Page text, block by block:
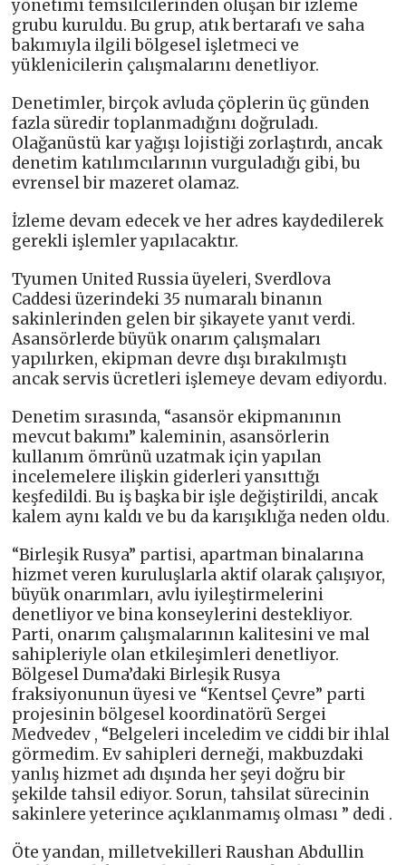
yönetimi temsilcilerinden oluşan bir izleme
grubu kuruldu. Bu grup, atık bertarafı ve saha
bakımıyla ilgili bölgesel işletmeci ve
yüklenicilerin çalışmalarını denetliyor.
Denetimler, birçok avluda çöplerin üç günden
fazla süredir toplanmadığını doğruladı.
Olağanüstü kar yağışı lojistiği zorlaştırdı, ancak
denetim katılımcılarının vurguladığı gibi, bu
evrensel bir mazeret olamaz.
İzleme devam edecek ve her adres kaydedilerek
gerekli işlemler yapılacaktır.
Tyumen United Russia üyeleri, Sverdlova
Caddesi üzerindeki 35 numaralı binanın
sakinlerinden gelen bir şikayete yanıt verdi.
Asansörlerde büyük onarım çalışmaları
yapılırken, ekipman devre dışı bırakılmıştı
ancak servis ücretleri işlemeye devam ediyordu.
Denetim sırasında, “asansör ekipmanının
mevcut bakımı” kaleminin, asansörlerin
kullanım ömrünü uzatmak için yapılan
incelemelere ilişkin giderleri yansıttığı
keşfedildi. Bu iş başka bir işle değiştirildi, ancak
kalem aynı kaldı ve bu da karışıklığa neden oldu.
“Birleşik Rusya” partisi, apartman binalarına
hizmet veren kuruluşlarla aktif olarak çalışıyor,
büyük onarımları, avlu iyileştirmelerini
denetliyor ve bina konseylerini destekliyor.
Parti, onarım çalışmalarının kalitesini ve mal
sahipleriyle olan etkileşimleri denetliyor.
Bölgesel Duma’daki Birleşik Rusya
fraksiyonunun üyesi ve “Kentsel Çevre” parti
projesinin bölgesel koordinatörü Sergei
Medvedev , “Belgeleri inceledim ve ciddi bir ihlal
görmedim. Ev sahipleri derneği, makbuzdaki
yanlış hizmet adı dışında her şeyi doğru bir
şekilde tahsil ediyor. Sorun, tahsilat sürecinin
sakinlere yeterince açıklanmamış olması ” dedi .
Öte yandan, milletvekilleri Raushan Abdullin